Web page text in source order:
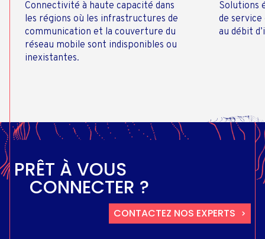
Connectivité à haute capacité dans
les régions où les infrastructures de
communication et la couverture du
réseau mobile sont indisponibles ou
inexistantes.
Solutions
de
au débit
PRÊT À VOUS
CONNECTER ?
CONTACTEZ NOS EXPERTS